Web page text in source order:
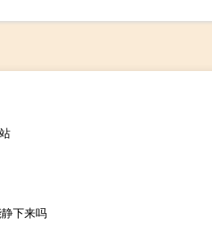
下来吗